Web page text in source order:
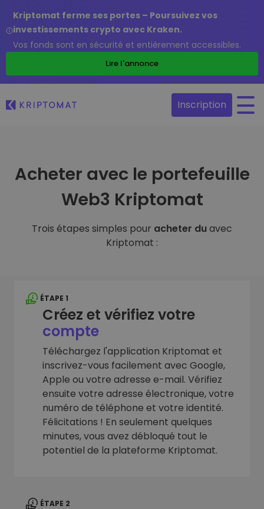
Kriptomat ferme ses portes – Poursuivez vos
investissements crypto avec Kraken.
Vos fonds sont en sécurité et entièrement accessibles.
Lire l'annonce
Inscription
Acheter avec le portefeuille
Web3 Kriptomat
Trois étapes simples pour acheter duavec
Kriptomat :
ÉTAPE 1
Créez et vérifiez votre
compte
Téléchargez l'application Kriptomat et
inscrivez-vous facilement avec Google,
Apple ou votre adresse e-mail. Vérifiez
ensuite votre adresse électronique, votre
numéro de téléphone et votre identité.
Félicitations ! En seulement quelques
minutes, vous avez débloqué tout le
potentiel de la plateforme Kriptomat.
ÉTAPE 2